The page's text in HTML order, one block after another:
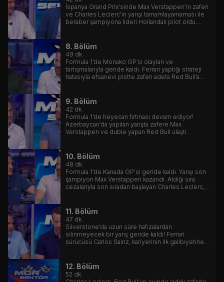
İspanya Grand Prix'sinde Max Verstappen'in zaferi
ve Charles Leclerc'in yarışı tamamlayamaması ile
beraber şampiyona lideri Hollandalı pilot oldu.
8. Bölüm
49 dk.
Formula 1’de Monako GP’si olayları ve
tartışmalarıyla geride kaldı. Ferrari yaptığı strateji
hatasıyla efsanevi pistte zaferi adeta Red Bull’a
9. Bölüm
42 dk.
Formula 1’de heyecan fırtınası devam ediyor!
Azerbaycan’da yapılan yarışta zafere Max
Verstappen ve duble yapan Red Bull ulaştı.
10. Bölüm
48 dk.
Formula 1’de Kanada GP'si geride kaldı. Yarışı son
şampiyon Max Verstappen kazandı. Aldığı sıra
cezalarıyla son sıradan başlayan Charles Leclerc,
11. Bölüm
47 dk.
Silverstone’da uzun süre hafızalardan
silinmeyecek bir yarış geride kaldı! Ferrari
sürücüsü Carlos Sainz, kariyerinin ilk galibiyetine
krizi damga vurdu.
12. Bölüm
52 dk.